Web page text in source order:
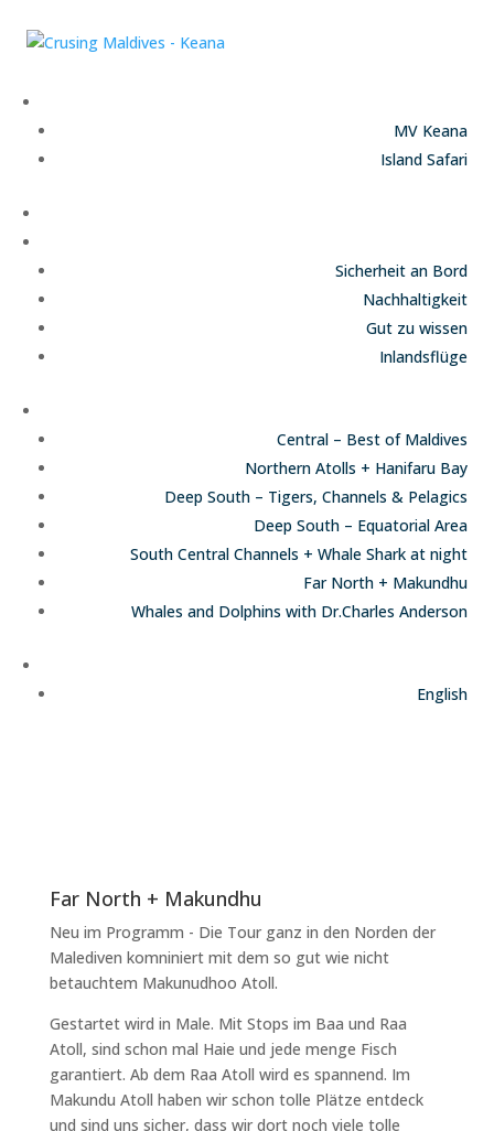
MV Keana
Island Safari
Sicherheit an Bord
Nachhaltigkeit
Gut zu wissen
Inlandsflüge
Central – Best of Maldives
Northern Atolls + Hanifaru Bay
Deep South – Tigers, Channels & Pelagics
Deep South – Equatorial Area
South Central Channels + Whale Shark at night
Far North + Makundhu
Whales and Dolphins with Dr.Charles Anderson
English
Far North + Makundhu
Neu im Programm - Die Tour ganz in den Norden der
Malediven komniniert mit dem so gut wie nicht
betauchtem Makunudhoo Atoll.
Gestartet wird in Male. Mit Stops im Baa und Raa
Atoll, sind schon mal Haie und jede menge Fisch
garantiert. Ab dem Raa Atoll wird es spannend. Im
Makundu Atoll haben wir schon tolle Plätze entdeck
und sind uns sicher, dass wir dort noch viele tolle